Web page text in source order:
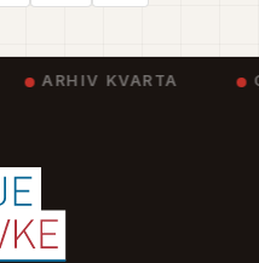
ARHIV KVARTA